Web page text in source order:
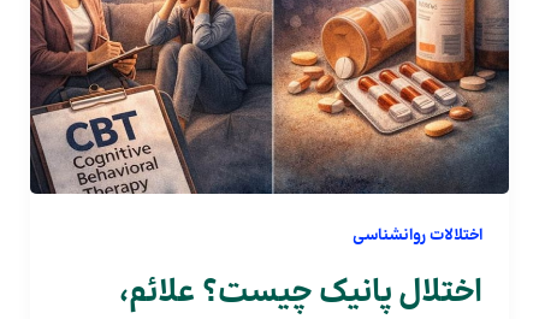
اختلالات روانشناسی
اختلال پانیک چیست؟ علائم،